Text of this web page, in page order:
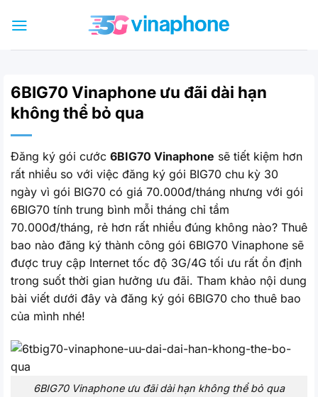
qua
6BIG70 Vinaphone ưu đãi dài hạn
không thể bỏ qua
Đăng ký gói cước 6BIG70 Vinaphone sẽ tiết kiệm hơn
rất nhiều so với việc đăng ký gói BIG70 chu kỳ 30
ngày vì gói BIG70 có giá 70.000đ/tháng nhưng với gói
6BIG70 tính trung bình mỗi tháng chỉ tầm
70.000đ/tháng, rẻ hơn rất nhiều đúng không nào? Thuê
bao nào đăng ký thành công gói 6BIG70 Vinaphone sẽ
được truy cập Internet tốc độ 3G/4G tối ưu rất ổn định
trong suốt thời gian hưởng ưu đãi. Tham khảo nội dung
bài viết dưới đây và đăng ký gói 6BIG70 cho thuê bao
của mình nhé!
6BIG70 Vinaphone ưu đãi dài hạn không thể bỏ qua